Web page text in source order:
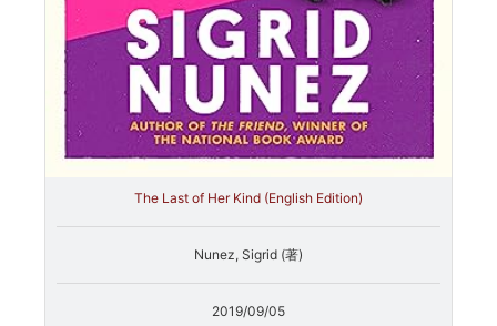
The Last of Her Kind (English Edition)
Nunez, Sigrid (著)
2019/09/05